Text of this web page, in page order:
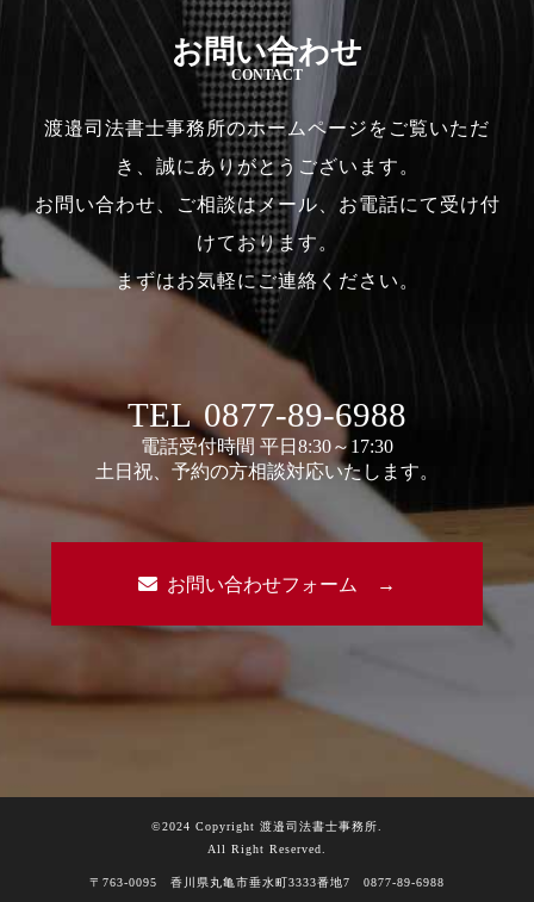
お問い合わせ
CONTACT
渡邉司法書士事務所のホームページをご覧いただ
き、誠にありがとうございます。
お問い合わせ、ご相談はメール、お電話にて受け付
けております。
まずはお気軽にご連絡ください。
TEL 0877-89-6988
電話受付時間 平日8:30～17:30
土日祝、予約の方相談対応いたします。
お問い合わせフォーム →
©2024 Copyright 渡邉司法書士事務所.
All Right Reserved.
〒763-0095 香川県丸亀市垂水町3333番地7 0877-89-6988